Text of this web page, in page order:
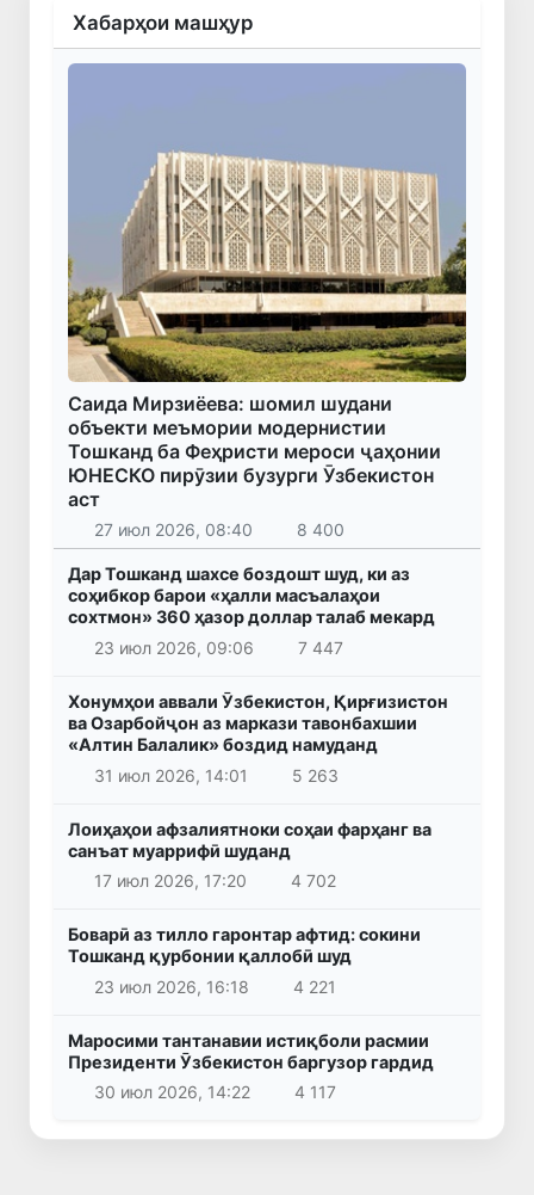
Хабарҳои машҳур
Саида Мирзиёева: шомил шудани
объекти меъмории модернистии
Тошканд ба Феҳристи мероси ҷаҳонии
ЮНЕСКО пирӯзии бузурги Ӯзбекистон
аст
27 июл 2026, 08:40 8 400
Дар Тошканд шахсе боздошт шуд, ки аз
соҳибкор барои «ҳалли масъалаҳои
сохтмон» 360 ҳазор доллар талаб мекард
23 июл 2026, 09:06
7 447
Хонумҳои аввали Ӯзбекистон, Қирғизистон
ва Озарбойҷон аз маркази тавонбахшии
«Алтин Балалик» боздид намуданд
31 июл 2026, 14:01
5 263
Лоиҳаҳои афзалиятноки соҳаи фарҳанг ва
санъат муаррифӣ шуданд
17 июл 2026, 17:20
4 702
Боварӣ аз тилло гаронтар афтид: сокини
Тошканд қурбонии қаллобӣ шуд
23 июл 2026, 16:18
4 221
Маросими тантанавии истиқболи расмии
Президенти Ӯзбекистон баргузор гардид
30 июл 2026, 14:22
4 117